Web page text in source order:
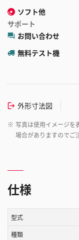
ソフト他
サポート
お問い合わせ
無料テスト機
外形寸法図
※ 写真は使用イメージを
場合がありますのでご
仕様
型式
種類